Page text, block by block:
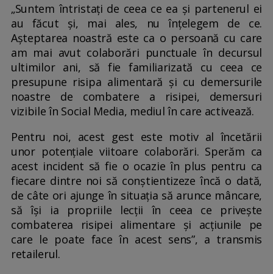
„Suntem întristaţi de ceea ce ea şi partenerul ei
au făcut şi, mai ales, nu înţelegem de ce.
Aşteptarea noastră este ca o persoană cu care
am mai avut colaborări punctuale în decursul
ultimilor ani, să fie familiarizată cu ceea ce
presupune risipa alimentară şi cu demersurile
noastre de combatere a risipei, demersuri
vizibile în Social Media, mediul în care activează.
Pentru noi, acest gest este motiv al încetării
unor potenţiale viitoare colaborări. Sperăm ca
acest incident să fie o ocazie în plus pentru ca
fiecare dintre noi să conştientizeze încă o dată,
de câte ori ajunge în situaţia să arunce mâncare,
să îşi ia propriile lecţii în ceea ce priveşte
combaterea risipei alimentare şi acţiunile pe
care le poate face în acest sens”, a transmis
retailerul.